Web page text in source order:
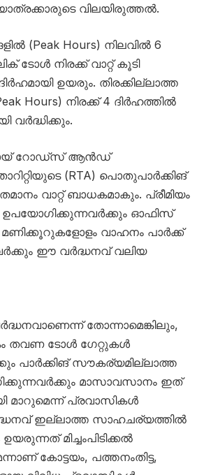
വിലയിരുത്തൽ.
(Peak Hours) നിലവിൽ 6
ടോൾ നിരക്ക് വാറ്റ് കൂടി
ഉയരും. തിരക്കില്ലാത്ത
Hours) നിരക്ക് 4 ദിർഹത്തിൽ
വർദ്ധിക്കും.
റോഡ്‌സ് ആൻഡ്
(RTA) പൊതുപാർക്കിങ്
വാറ്റ് ബാധകമാകും. പ്രീമിയം
ഉപയോഗിക്കുന്നവർക്കും ഓഫിസ്
വാഹനം പാർക്ക്
ഈ വർദ്ധനവ് വലിയ
തോന്നാമെങ്കിലും,
തവണ ടോൾ ഗേറ്റുകൾ
പാർക്കിങ് സൗകര്യമില്ലാത്ത
മാസാവസാനം ഇത്
പ്രവാസികൾ
ഇല്ലാത്ത സാഹചര്യത്തിൽ
മിച്ചംപിടിക്കൽ
കോട്ടയം, പത്തനംതിട്ട,